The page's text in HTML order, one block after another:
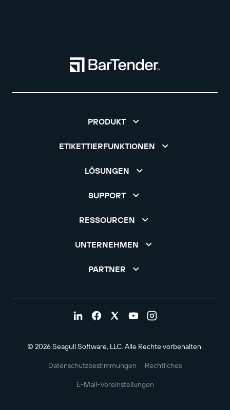
PRODUKT
ETIKETTIERFUNKTIONEN
LÖSUNGEN
SUPPORT
RESSOURCEN
UNTERNEHMEN
PARTNER
© 2026 Seagull Software, LLC. Alle Rechte vorbehalten.
Datenschutzbestimmungen Rechtliches
E-Mail-Voreinstellungen